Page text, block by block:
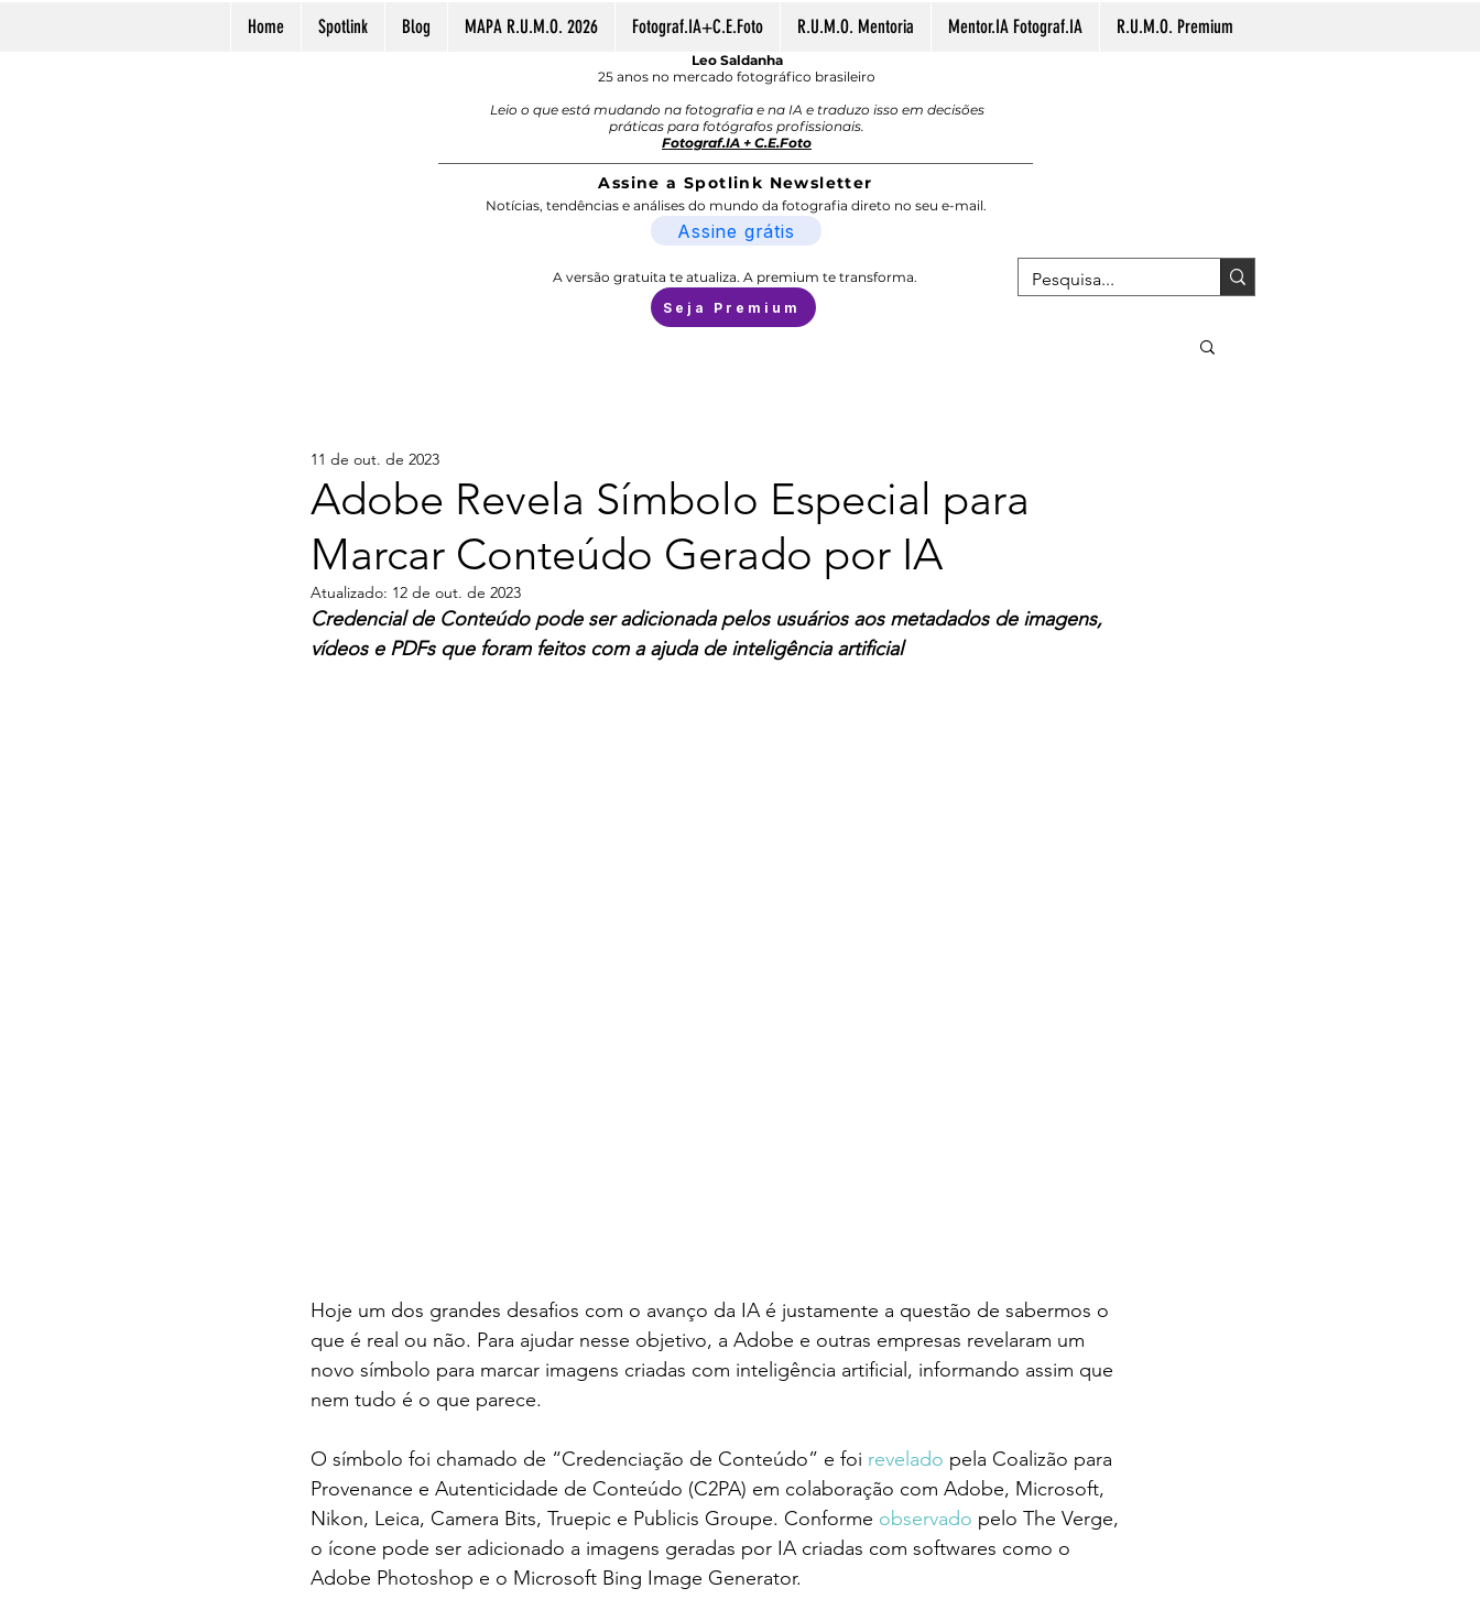
Home Spotlink Blog MAPA R.U.M.O. 2026 Fotograf.IA+C.E.Foto R.U.M.O. Mentoria Mentor.IA Fotograf.IA R.U.M.O. Premium
Leo Saldanha
25 anos no mercado fotográfico brasileiro
Leio o que está mudando na fotografia e na IA e traduzo isso em decisões
práticas para fotógrafos profissionais.
Fotograf.IA + C.E.Foto
Assine a Spotlink Newsletter
Notícias, tendências e análises do mundo da fotografia direto no seu e-mail.
Assine grátis
A versão gratuita te atualiza. A premium te transforma.
Seja Premium
Adobe Revela Símbolo Especial para
Marcar Conteúdo Gerado por IA
11 de out. de 2023
Atualizado: 12 de out. de 2023
Credencial de Conteúdo pode ser adicionada pelos usuários aos metadados de imagens,
vídeos e PDFs que foram feitos com a ajuda de inteligência artificial
Hoje um dos grandes desafios com o avanço da IA é justamente a questão de sabermos o
que é real ou não. Para ajudar nesse objetivo, a Adobe e outras empresas revelaram um
novo símbolo para marcar imagens criadas com inteligência artificial, informando assim que
nem tudo é o que parece.
O símbolo foi chamado de “Credenciação de Conteúdo” e foi revelado pela Coalizão para
Provenance e Autenticidade de Conteúdo (C2PA) em colaboração com Adobe, Microsoft,
Nikon, Leica, Camera Bits, Truepic e Publicis Groupe. Conforme observado pelo The Verge,
o ícone pode ser adicionado a imagens geradas por IA criadas com softwares como o
Adobe Photoshop e o Microsoft Bing Image Generator.